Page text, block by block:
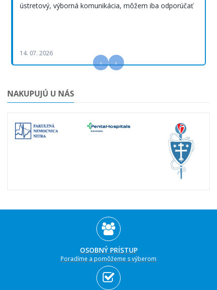
ústretový, výborná komunikácia, môžem iba odporúčať
14. 07. 2026
‹ ›
NAKUPUJÚ U NÁS
OSOBNÝ PRÍSTUP
Poradíme a pomôžeme s výberom